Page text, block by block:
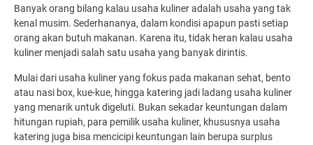
Banyak orang bilang kalau usaha kuliner adalah usaha yang tak
kenal musim. Sederhananya, dalam kondisi apapun pasti setiap
orang akan butuh makanan. Karena itu, tidak heran kalau usaha
kuliner menjadi salah satu usaha yang banyak dirintis.
Mulai dari usaha kuliner yang fokus pada makanan sehat, bento
atau nasi box, kue-kue, hingga katering jadi ladang usaha kuliner
yang menarik untuk digeluti. Bukan sekadar keuntungan dalam
hitungan rupiah, para pemilik usaha kuliner, khususnya usaha
katering juga bisa mencicipi keuntungan lain berupa surplus